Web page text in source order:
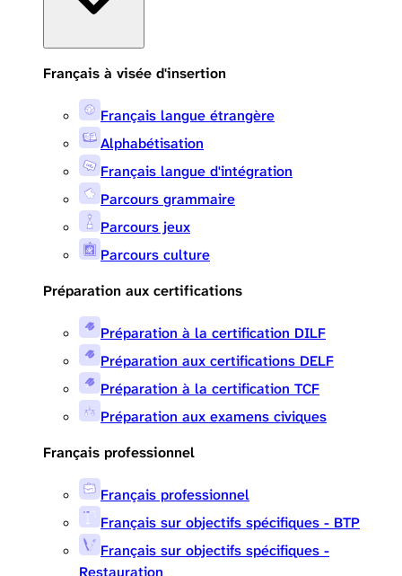
Français à visée d'insertion
Français langue étrangère
Alphabétisation
Français langue d'intégration
Parcours grammaire
Parcours jeux
Parcours culture
Préparation aux certifications
Préparation à la certification DILF
Préparation aux certifications DELF
Préparation à la certification TCF
Préparation aux examens civiques
Français professionnel
Français professionnel
Français sur objectifs spécifiques - BTP
Français sur objectifs spécifiques -
Restauration